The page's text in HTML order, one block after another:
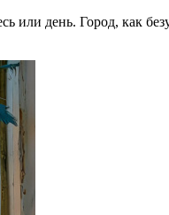
или день. Город, как